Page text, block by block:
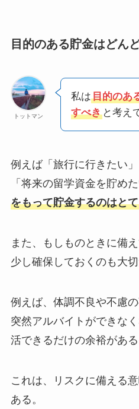
目的のある貯金はどん
トットマン
私は目的のあ
すべきと考え
例えば「旅行に行きたい
「将来の留学資金を貯めた
をもって貯金するのはと
また、もしものときに備
少し確保しておくのも大切
例えば、体調不良や不慮
突然アルバイトができな
活できるだけの余裕がある
これは、リスクに備える
ある。